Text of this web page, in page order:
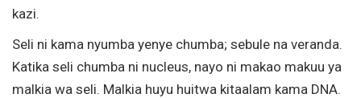
kazi.
Seli ni kama nyumba yenye chumba; sebule na veranda.
Katika seli chumba ni nucleus, nayo ni makao makuu ya
malkia wa seli. Malkia huyu huitwa kitaalam kama DNA.